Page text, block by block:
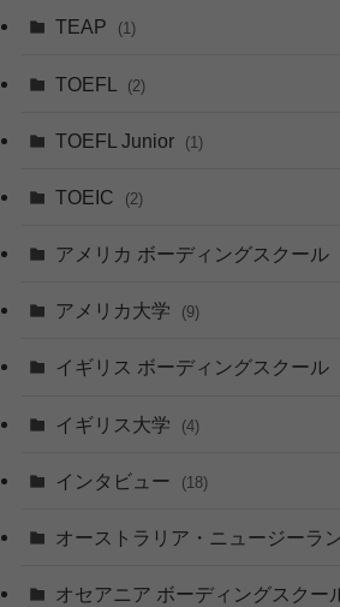
TEAP (1)
TOEFL (2)
TOEFL Junior (1)
TOEIC (2)
アメリカ ボーディングスクール
アメリカ大学 (9)
イギリス ボーディングスクール
イギリス大学 (4)
インタビュー (18)
オーストラリア・ニュージーラ
オセアニア ボーディングスクー